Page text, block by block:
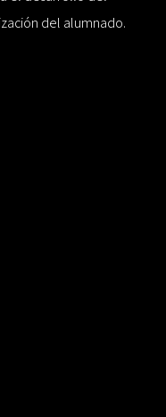
del alumnado.